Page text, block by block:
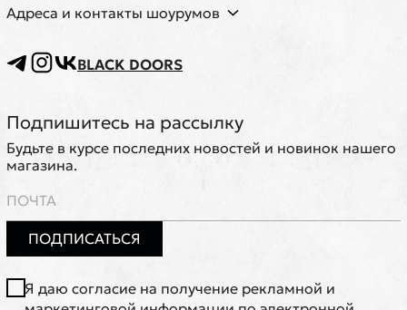
Адреса и контакты шоурумов
BLACK DOORS
Подпишитесь на рассылку
Будьте в курсе последних новостей и новинок нашего
магазина.
ПОДПИСАТЬСЯ
Я даю согласие на получение рекламной и